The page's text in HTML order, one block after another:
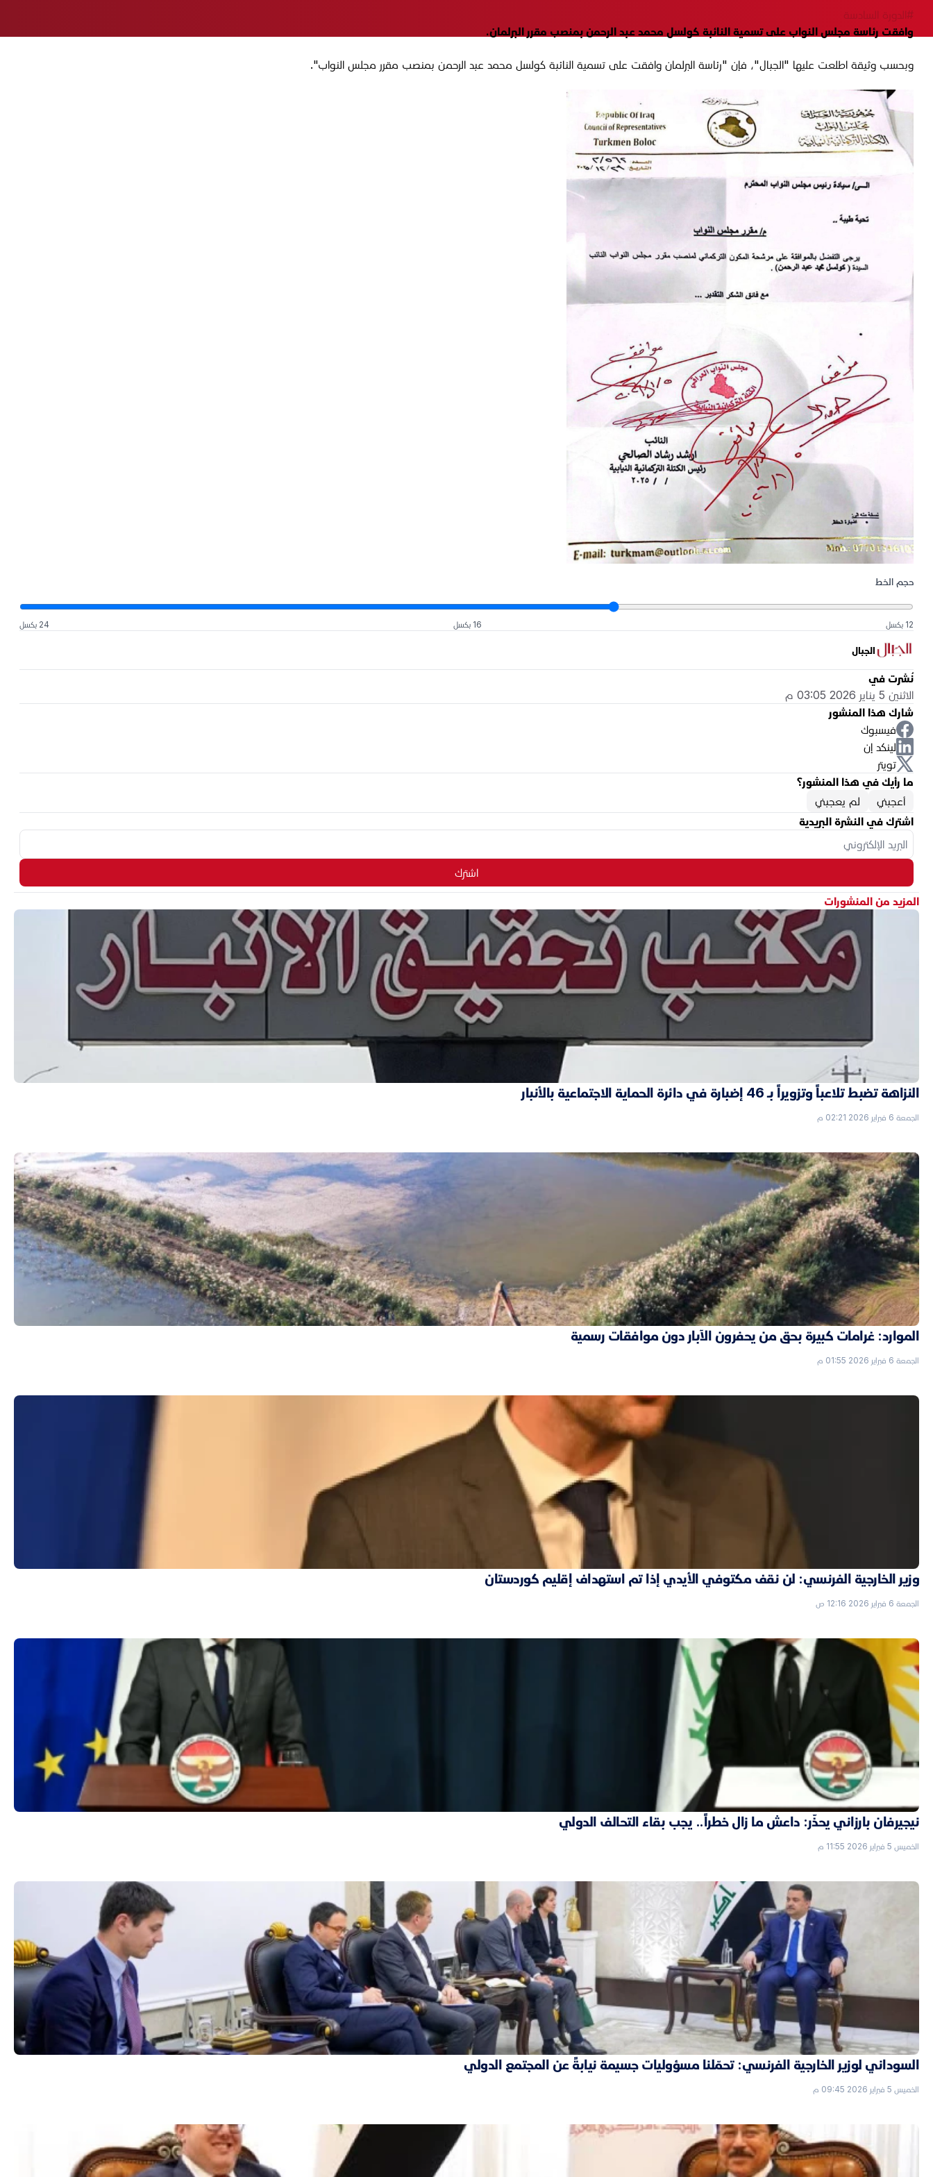
#الدورة السادسة
وافقت رئاسة مجلس النواب على تسمية النائبة كولسل محمد عبد الرحمن بمنصب مقرر البرلمان.
وبحسب وثيقة اطلعت عليها "الجبال"، فإن "رئاسة البرلمان وافقت على تسمية النائبة كولسل محمد عبد الرحمن بمنصب مقرر مجلس النواب".
حجم الخط
12 بكسل 16 بكسل 24 بكسل
الجبال
نُشرت في
الاثنين 5 يناير 2026 03:05 م
شارك هذا المنشور
فيسبوك
لينكد إن
تويتر
ما رأيك في هذا المنشور؟
أعجبني
لم يعجبني
اشترك في النشرة البريدية
اشترك
المزيد من المنشورات
النزاهة تضبط تلاعباً وتزويراً بـ 46 إضبارة في دائرة الحماية الاجتماعية بالأنبار
الجمعة 6 فبراير 2026 02:21 م
الموارد: غرامات كبيرة بحق من يحفرون الآبار دون موافقات رسمية
الجمعة 6 فبراير 2026 01:55 م
وزير الخارجية الفرنسي: لن نقف مكتوفي الأيدي إذا تم استهداف إقليم كوردستان
الجمعة 6 فبراير 2026 12:16 ص
نيجيرفان بارزاني يحذّر: داعش ما زال خطراً.. يجب بقاء التحالف الدولي
الخميس 5 فبراير 2026 11:55 م
السوداني لوزير الخارجية الفرنسي: تحمّلنا مسؤوليات جسيمة نيابةً عن المجتمع الدولي
الخميس 5 فبراير 2026 09:45 م